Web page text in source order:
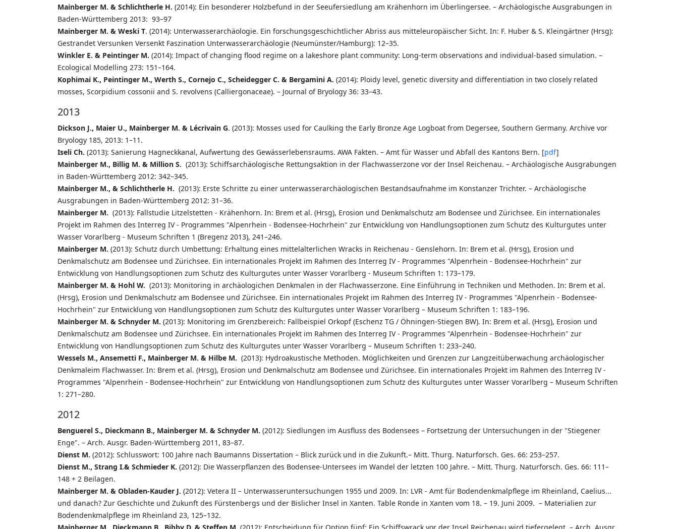
Mainberger M. & Schlichtherle H. (2014): Ein besonderer Holzbefund in der Seeufersiedlung am Krähenhorn im Überlingersee. – Archäologische Ausgrabungen in
Baden-Württemberg 2013: 93–97
Mainberger M. & Weski T. (2014): Unterwasserarchäologie. Ein forschungsgeschichtlicher Abriss aus mitteleuropäischer Sicht. In: F. Huber & S. Kleingärtner (Hrsg):
Gestrandet Versunken Versenkt Faszination Unterwasserarchäologie (Neumünster/Hamburg): 12–35.
Winkler E. & Peintinger M. (2014): Impact of changing flood regime on a lakeshore plant community: Long-term observations and individual-based simulation. –
Ecological Modelling 273: 151–164.
Kophimai K., Peintinger M., Werth S., Cornejo C., Scheidegger C. & Bergamini A. (2014): Ploidy level, genetic diversity and differentiation in two closely related
mosses, Scorpidium cossonii and S. revolvens (Calliergonaceae). – Journal of Bryology 36: 33–43.
2013
Dickson J., Maier U., Mainberger M. & Lécrivain G. (2013): Mosses used for Caulking the Early Bronze Age Logboat from Degersee, Southern Germany. Archive vor
Bryology 185, 2013: 1–11.
Iseli Ch. (2013): Sanierung Hagneckkanal, Aufwertung des Gewässerlebensraums. AWA Fakten. – Amt für Wasser und Abfall des Kantons Bern. [pdf]
Mainberger M., Billig M. & Million S. (2013): Schiffsarchäologische Rettungsaktion in der Flachwasserzone vor der Insel Reichenau. – Archäologische Ausgrabungen
in Baden-Württemberg 2012: 342–345.
Mainberger M., & Schlichtherle H. (2013): Erste Schritte zu einer unterwasserarchäologischen Bestandsaufnahme im Konstanzer Trichter. – Archäologische
Ausgrabungen in Baden-Württemberg 2012: 31–36.
Mainberger M. (2013): Fallstudie Litzelstetten - Krähenhorn. In: Brem et al. (Hrsg), Erosion und Denkmalschutz am Bodensee und Zürichsee. Ein internationales
Projekt im Rahmen des Interreg IV - Programmes "Alpenrhein - Bodensee-Hochrhein" zur Entwicklung von Handlungsoptionen zum Schutz des Kulturgutes unter
Wasser Vorarlberg - Museum Schriften 1 (Bregenz 2013), 241–246.
Mainberger M. (2013): Schutz durch Umbettung: Erhaltung eines mittelalterlichen Wracks in Reichenau - Genslehorn. In: Brem et al. (Hrsg), Erosion und
Denkmalschutz am Bodensee und Zürichsee. Ein internationales Projekt im Rahmen des Interreg IV - Programmes "Alpenrhein - Bodensee-Hochrhein" zur
Entwicklung von Handlungsoptionen zum Schutz des Kulturgutes unter Wasser Vorarlberg - Museum Schriften 1: 173–179.
Mainberger M. & Hohl W. (2013): Monitoring in archäologichen Denkmalen in der Flachwasserzone. Eine Einführung in Techniken und Methoden. In: Brem et al.
(Hrsg), Erosion und Denkmalschutz am Bodensee und Zürichsee. Ein internationales Projekt im Rahmen des Interreg IV - Programmes "Alpenrhein - Bodensee-
Hochrhein" zur Entwicklung von Handlungsoptionen zum Schutz des Kulturgutes unter Wasser Vorarlberg – Museum Schriften 1: 183–196.
Mainberger M. & Schnyder M. (2013): Monitoring im Grenzbereich: Fallbeispiel Orkopf (Eschenz TG / Öhningen-Stiegen BW). In: Brem et al. (Hrsg), Erosion und
Denkmalschutz am Bodensee und Zürichsee. Ein internationales Projekt im Rahmen des Interreg IV - Programmes "Alpenrhein - Bodensee-Hochrhein" zur
Entwicklung von Handlungsoptionen zum Schutz des Kulturgutes unter Wasser Vorarlberg – Museum Schriften 1: 233–240.
Wessels M., Ansemetti F., Mainberger M. & Hilbe M. (2013): Hydroakustische Methoden. Möglichkeiten und Grenzen zur Langzeitüberwachung archäologischer
Denkmaleim Flachwasser. In: Brem et al. (Hrsg), Erosion und Denkmalschutz am Bodensee und Zürichsee. Ein internationales Projekt im Rahmen des Interreg IV -
Programmes "Alpenrhein - Bodensee-Hochrhein" zur Entwicklung von Handlungsoptionen zum Schutz des Kulturgutes unter Wasser Vorarlberg – Museum Schriften
1: 271–280.
2012
Benguerel S., Dieckmann B., Mainberger M. & Schnyder M. (2012): Siedlungen im Ausfluss des Bodensees – Fortsetzung der Untersuchungen in der "Stiegener
Enge". – Arch. Ausgr. Baden-Württemberg 2011, 83–87.
Dienst M. (2012): Schlusswort: 100 Jahre nach Baumanns Dissertation – Blick zurück und in die Zukunft.– Mitt. Thurg. Naturforsch. Ges. 66: 253–257.
Dienst M., Strang I.& Schmieder K. (2012): Die Wasserpflanzen des Bodensee-Untersees im Wandel der letzten 100 Jahre. – Mitt. Thurg. Naturforsch. Ges. 66: 111–
148 + 2 Beilagen.
Mainberger M. & Obladen-Kauder J. (2012): Vetera II – Unterwasseruntersuchungen 1955 und 2009. In: LVR - Amt für Bodendenkmalpflege im Rheinland, Caelius...
und danach? Zur Geschichte und Zukunft des Fürstenbergs und der Bislicher Insel in Xanten. Table Ronde in Xanten vom 18. – 19. Juni 2009. – Materialien zur
Bodendenkmalpflege im Rheinland 23, 125–132.